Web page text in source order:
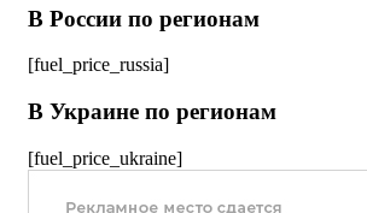
В России по регионам
[fuel_price_russia]
В Украине по регионам
[fuel_price_ukraine]